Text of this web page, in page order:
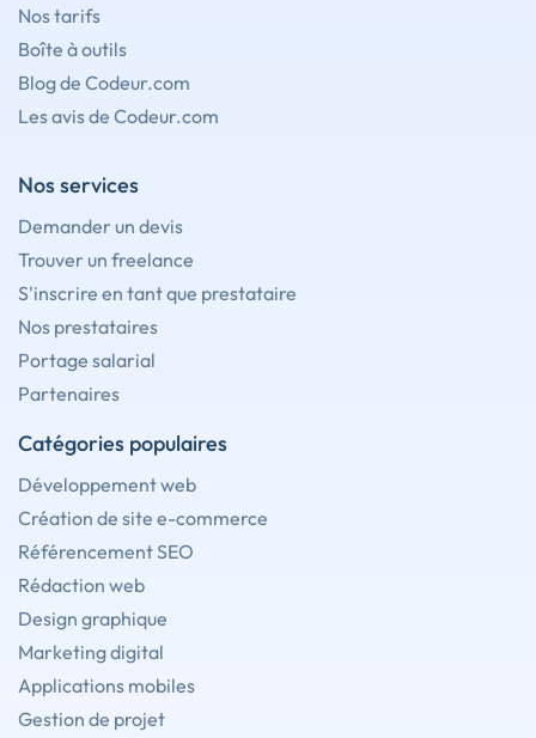
Nos tarifs
Boîte à outils
Blog de Codeur.com
Les avis de Codeur.com
Nos services
Demander un devis
Trouver un freelance
S'inscrire en tant que prestataire
Nos prestataires
Portage salarial
Partenaires
Catégories populaires
Développement web
Création de site e-commerce
Référencement SEO
Rédaction web
Design graphique
Marketing digital
Applications mobiles
Gestion de projet